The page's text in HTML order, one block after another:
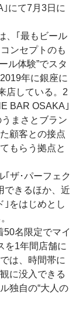
にて7月3日に
、｢最もビール
ンセプトのも
ル体験”でスタ
年に銀座に
店している。2
BAR OSAKA｣
まさとブラン
顧客との接点
もらう拠点と
ザ･パーフェク
できるほか、近
｣をはじめとし
名限定でマイ
を1年間店舗に
は、時間帯に
に没入できる
独自の“大人の